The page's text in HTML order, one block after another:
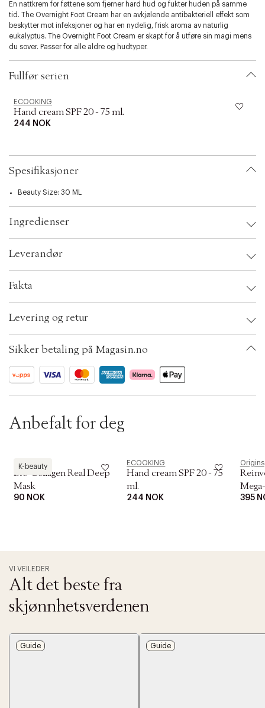
.
v
a
r
i
a
t
i
n
e
c
n
En nattkrem for føttene som fjerner hard hud og fukter huden på samme
tid. The Overnight Foot Cream har en avkjølende antibakteriell effekt som
beskytter mot infeksjoner og har en nydelig, frisk aroma av naturlig
eukalyptus. The Overnight Foot Cream er skapt for å utføre sin magi mens
du sover. Passer for alle aldre og hudtyper.
Fullfør serien
ECOOKING
Hand cream SPF 20 - 75 ml.
244 NOK
Spesifikasjoner
Beauty Size: 30 ML
Ingredienser
Leverandør
Fakta
EAN: 5712350501681
ID: ADSO63-0008
Levering og retur
Sikker betaling på Magasin.no
Anbefalt for deg
K-beauty
Biodance
Bio-Collagen Real Deep
Mask
90 NOK
ECOOKING
Hand cream SPF 20 - 75
ml.
244 NOK
Origins
395
VI VEILEDER
Alt det beste fra
skjønnhetsverdenen
Guide Guide